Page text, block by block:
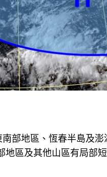
部地區、恆春半島及
區及其他山區有局部